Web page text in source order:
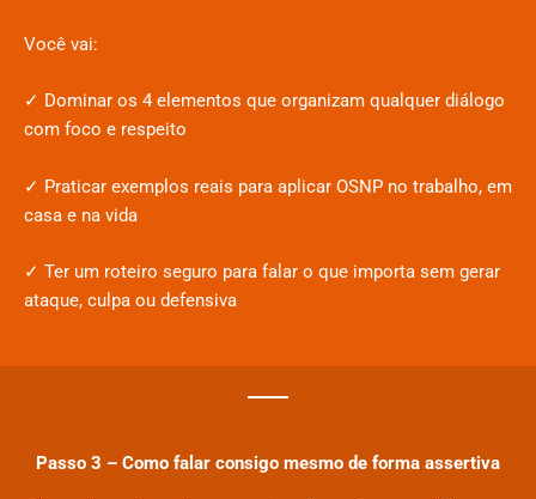
Você vai:
✓ Dominar os 4 elementos que organizam qualquer diálogo
com foco e respeito
✓ Praticar exemplos reais para aplicar OSNP no trabalho, em
casa e na vida
✓ Ter um roteiro seguro para falar o que importa sem gerar
ataque, culpa ou defensiva
Passo 3 – Como falar consigo mesmo de forma assertiva